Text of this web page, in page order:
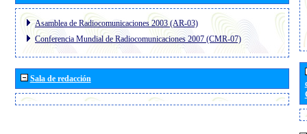
Asamblea de Radiocomunicaciones 2003 (AR-03)
Conferencia Mundial de Radiocomunicaciones 2007 (CMR-07)
Sala de redacción